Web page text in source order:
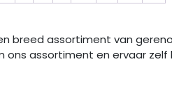
breed assortiment van
ons assortiment en ervaar